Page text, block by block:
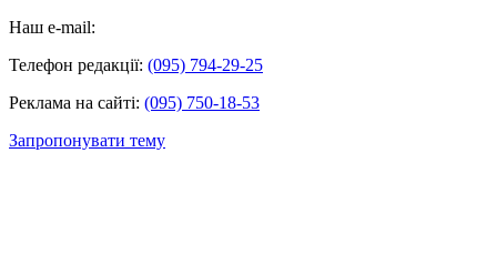
Наш e-mail:
Телефон редакції: (095) 794-29-25
Реклама на сайті: (095) 750-18-53
Запропонувати тему